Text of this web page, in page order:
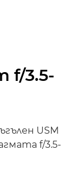
f/3.5-
USM
f/3.5-